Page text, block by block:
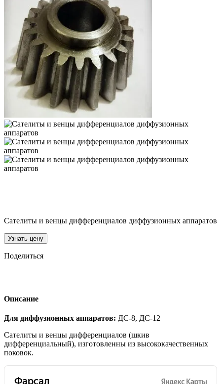
Сателиты и венцы дифференциалов диффузионных аппаратов
Узнать цену
Поделиться
Описание
Для диффузионных аппаратов: ДС-8, ДС-12
Сателиты и венцы дифференциалов (шкив
дифференциальный), изготовленны из высококачественных
поковок.